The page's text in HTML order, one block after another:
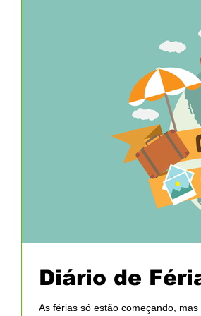
Diário de
As férias só estão começando,